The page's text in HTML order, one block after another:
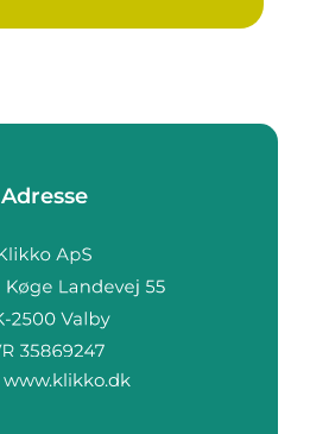
Adresse
www.klikko.dk